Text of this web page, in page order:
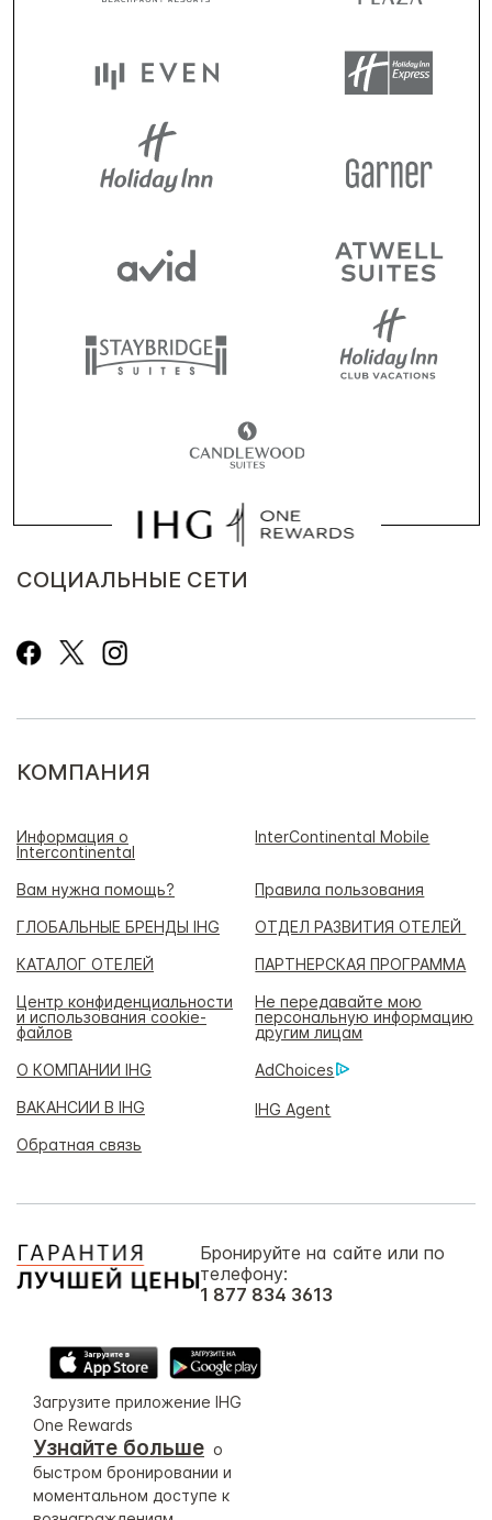
СОЦИАЛЬНЫЕ СЕТИ
КОМПАНИЯ
Информация о
Intercontinental
InterContinental Mobile
Вам нужна помощь?
Правила пользования
ГЛОБАЛЬНЫЕ БРЕНДЫ IHG
ОТДЕЛ РАЗВИТИЯ ОТЕЛЕЙ
КАТАЛОГ ОТЕЛЕЙ
ПАРТНЕРСКАЯ ПРОГРАММА
Центр конфиденциальности
и использования cookie-
файлов
Не передавайте мою
персональную информацию
другим лицам
О КОМПАНИИ IHG
AdChoices
ВАКАНСИИ В IHG
IHG Agent
Обратная связь
Бронируйте на сайте или по
телефону:
1 877 834 3613
Загрузите приложение IHG
One Rewards
Узнайте больше о
быстром бронировании и
моментальном доступе к